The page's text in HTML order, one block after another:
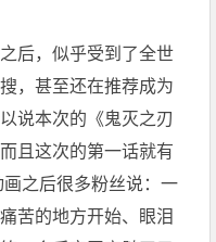
后，似乎受到了全世
，甚至还在推荐成为
说本次的《鬼灭之刃
且这次的第一话就有
之后很多粉丝说：一
苦的地方开始、眼泪